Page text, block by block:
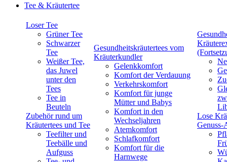
Tee & Kräutertee
Loser Tee
Grüner Tee
Schwarzer
Tee
Weißer Tee,
das Juwel
unter den
Tees
Tee in
Beuteln
Zubehör rund um
Kräutertees und Tee
Teefilter und
Teebälle und
Aufguss
Gesundheitskräutertees vom
Kräuterkundler
Gelenkkomfort
Komfort der Verdauung
Verkehrskomfort
Komfort für junge
Mütter und Babys
Komfort in den
Wechseljahren
Atemkomfort
Schlafkomfort
Komfort für die
Harnwege
Lose
Genuss-